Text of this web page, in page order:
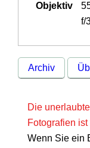
Objektiv
f/
Archiv
Die
Fotografien
Wenn Sie ein